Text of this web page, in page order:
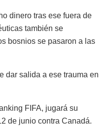
dinero tras ese fuera de
también se
bosnios se pasaron a las
dar salida a ese trauma en
FIFA, jugará su
de junio contra Canadá.